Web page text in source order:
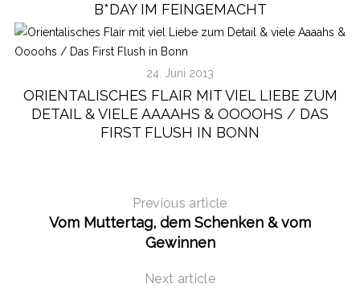
*DAY IM FEINGEMACHT
24. Juni 2013
ORIENTALISCHES FLAIR MIT VIEL LIEBE ZUM
DETAIL & VIELE AAAAHS & OOOOHS / DAS
FIRST FLUSH IN BONN
Previous article
Vom Muttertag, dem Schenken & vom
Gewinnen
Next article